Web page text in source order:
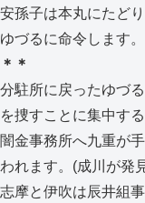
安孫子は本丸にたど
ゆづるに命令します。
＊＊
分駐所に戻ったゆづ
を捜すことに集中す
闇金事務所へ九重が
われます。(成川が発
志摩と伊吹は辰井組事